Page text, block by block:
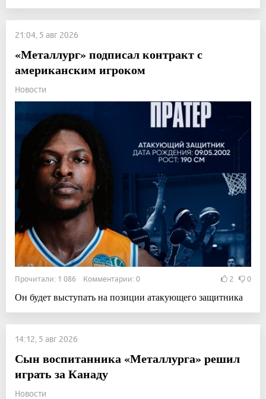
21:04, 5 авг 2026
«Металлург» подписал контракт с
американским игроком
Новости
Прочитали: 1 086 Комментарии: 0 2 0
Он будет выступать на позиции атакующего защитника
14:12, 5 авг 2026
Сын воспитанника «Металлурга» решил
играть за Канаду
Новости